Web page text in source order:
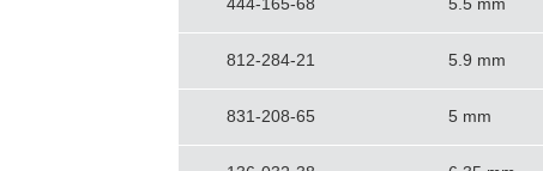
812-284-21 5.9 mm
831-208-65 5 mm